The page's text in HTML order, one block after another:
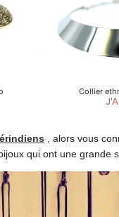
, alors vous
qui ont une grande